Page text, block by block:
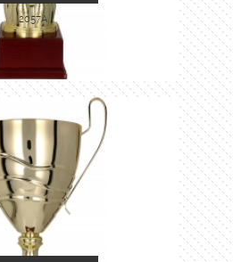
2057A